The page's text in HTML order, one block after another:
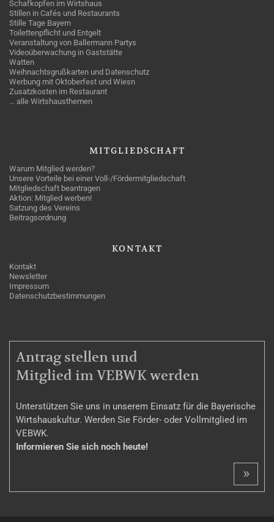
Schafkopfen im Wirtshaus
Stillen in Cafés und Restaurants
Stille Tage Bayern
Toilettenpflicht und Entgelt
Veranstaltung von Ballermann Partys
Videoüberwachung in Gaststätte
Watten
Weihnachtsgrußkarten und Datenschutz
Werbung mit Oktoberfest und Wiesn
Zusatzkosten im Restaurant
… alle Wirtshausthemen
MITGLIEDSCHAFT
Warum Mitglied werden?
Unsere Vorteile bei einer Voll-/Fördermitgliedschaft
Mitgliedschaft beantragen
Aktion: Mitglied werben!
Satzung des Vereins
Beitragsordnung
KONTAKT
Kontakt
Newsletter
Impressum
Datenschutzbestimmungen
MITGLIEDSCHAFT
Antrag stellen und
Mitglied im VEBWK werden
Unterstützen Sie uns in unserem Einsatz für die Bayerische
Wirtshauskultur. Werden Sie Förder- oder Vollmitglied im
VEBWK.
Informieren Sie sich noch heute!
»